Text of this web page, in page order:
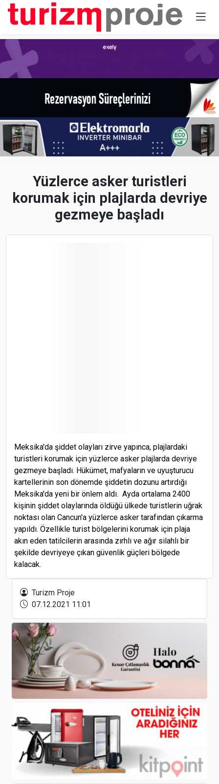
Yüzlerce asker turistleri
korumak için plajlarda devriye
gezmeye başladı
Meksika'da şiddet olayları zirve yapınca, plajlardaki
turistleri korumak için yüzlerce asker plajlarda devriye
gezmeye başladı. Hükümet, mafyaların ve uyuşturucu
kartellerinin son dönemde şiddetin dozunu artırdığı
Meksika'da yeni bir önlem aldı. Ayda ortalama 2400
kişinin şiddet olaylarında öldüğü ülkede turistlerin uğrak
noktası olan Cancun'a yüzlerce asker tarafından çıkarma
yapıldı. Özellikle turist bölgelerini korumak için plaja
akın eden tatilcilerin arasında zırhlı ve ağır silahlı bir
şekilde devriyeye çıkan güvenlik güçleri bölgede
kalacak.
Turizm Proje
07.12.2021 11:01
İZFAŞ ve HELEXPO arasında iş birliği anlaşması
Özdilek’in İki Oteli 6. Kez “Best Of Wyndham
Grand” Ödülünün Sahibi Oldu
İspanya, turistlerden yeni kişisel veriler
isteyecek